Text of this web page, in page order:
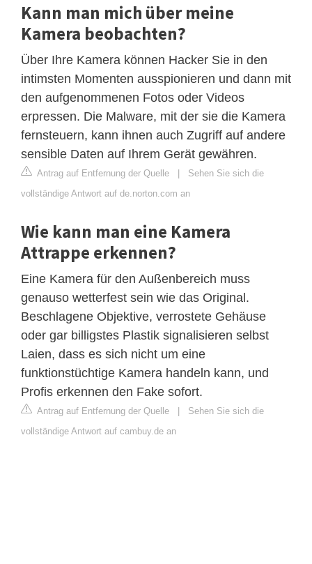
Kann man mich über meine
Kamera beobachten?
Über Ihre Kamera können Hacker Sie in den
intimsten Momenten ausspionieren und dann mit
den aufgenommenen Fotos oder Videos
erpressen. Die Malware, mit der sie die Kamera
fernsteuern, kann ihnen auch Zugriff auf andere
sensible Daten auf Ihrem Gerät gewähren.
Antrag auf Entfernung der Quelle | Sehen Sie sich die
vollständige Antwort auf de.norton.com an
Wie kann man eine Kamera
Attrappe erkennen?
Eine Kamera für den Außenbereich muss
genauso wetterfest sein wie das Original.
Beschlagene Objektive, verrostete Gehäuse
oder gar billigstes Plastik signalisieren selbst
Laien, dass es sich nicht um eine
funktionstüchtige Kamera handeln kann, und
Profis erkennen den Fake sofort.
Antrag auf Entfernung der Quelle | Sehen Sie sich die
vollständige Antwort auf cambuy.de an